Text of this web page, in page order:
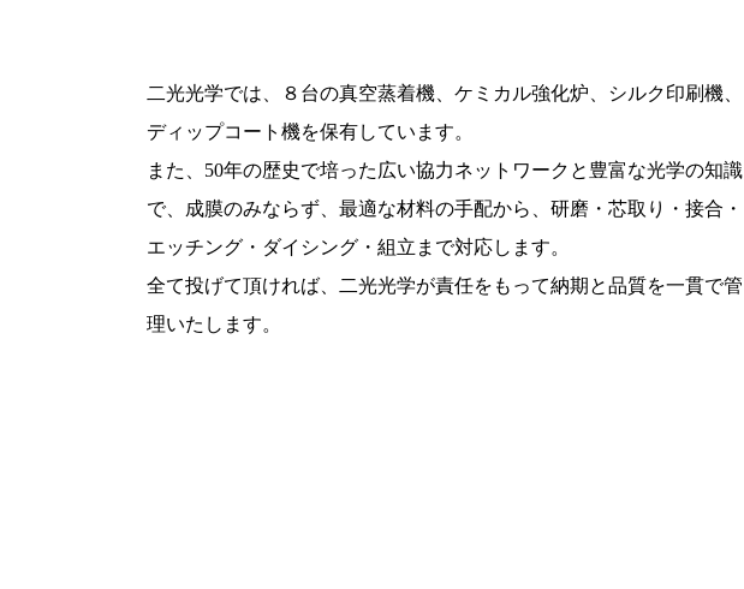
二光光学では、８台の真空蒸着機、ケミカル強化炉、シルク印刷機、
ディップコート機を保有しています。
また、50年の歴史で培った広い協力ネットワークと豊富な光学の知識
で、成膜のみならず、最適な材料の手配から、研磨・芯取り・接合・
エッチング・ダイシング・組立まで対応します。
全て投げて頂ければ、二光光学が責任をもって納期と品質を一貫で管
理いたします。